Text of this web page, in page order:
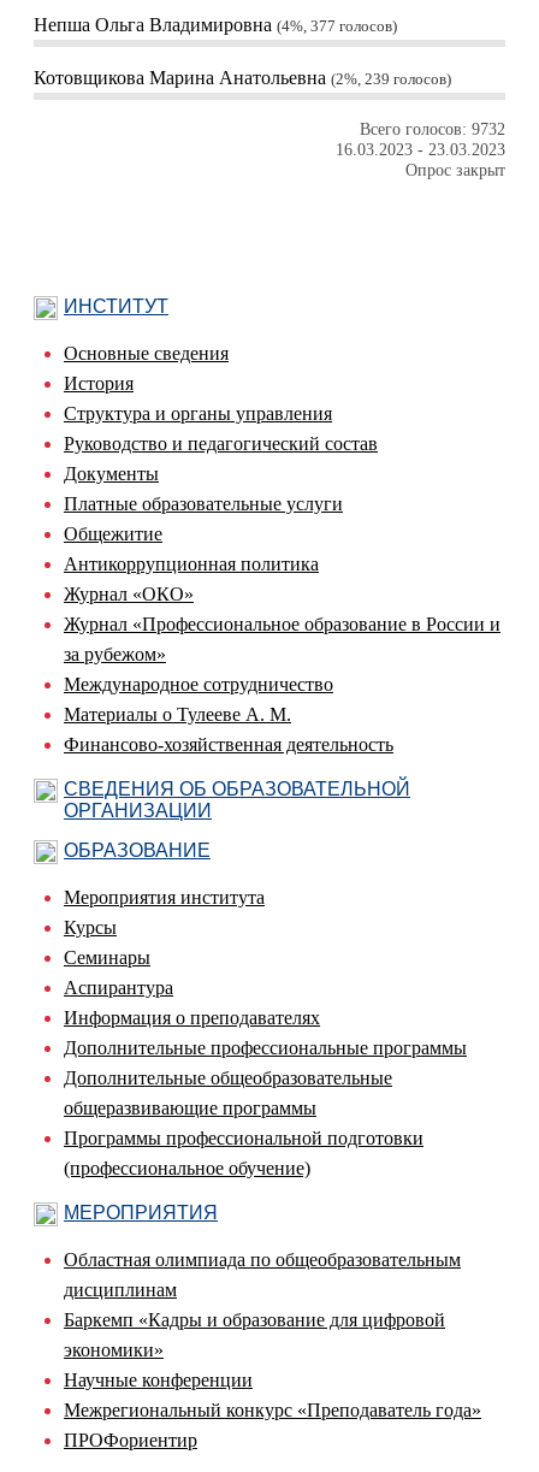
Непша Ольга Владимировна 4%, 377 голосов
Котовщикова Марина Анатольевна 2%, 239 голосов
Всего голосов: 9732
16.03.2023 - 23.03.2023
Опрос закрыт
ИНСТИТУТ
Основные сведения
История
Структура и органы управления
Руководство и педагогический состав
Документы
Платные образовательные услуги
Общежитие
Антикоррупционная политика
Журнал «ОКО»
Журнал «Профессиональное образование в России и
за рубежом»
Международное сотрудничество
Материалы о Тулееве А. М.
Финансово-хозяйственная деятельность
СВЕДЕНИЯ ОБ ОБРАЗОВАТЕЛЬНОЙ
ОРГАНИЗАЦИИ
ОБРАЗОВАНИЕ
Мероприятия института
Курсы
Семинары
Аспирантура
Информация о преподавателях
Дополнительные профессиональные программы
Дополнительные общеобразовательные
общеразвивающие программы
Программы профессиональной подготовки
(профессиональное обучение)
МЕРОПРИЯТИЯ
Областная олимпиада по общеобразовательным
дисциплинам
Баркемп «Кадры и образование для цифровой
экономики»
Научные конференции
Межрегиональный конкурс «Преподаватель года»
ПРОФориентир